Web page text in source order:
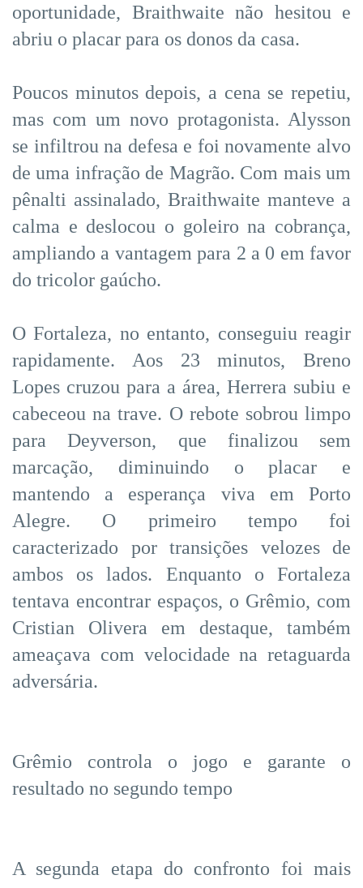
oportunidade, Braithwaite não hesitou e
abriu o placar para os donos da casa.
Poucos minutos depois, a cena se repetiu,
mas com um novo protagonista. Alysson
se infiltrou na defesa e foi novamente alvo
de uma infração de Magrão. Com mais um
pênalti assinalado, Braithwaite manteve a
calma e deslocou o goleiro na cobrança,
ampliando a vantagem para 2 a 0 em favor
do tricolor gaúcho.
O Fortaleza, no entanto, conseguiu reagir
rapidamente. Aos 23 minutos, Breno
Lopes cruzou para a área, Herrera subiu e
cabeceou na trave. O rebote sobrou limpo
para Deyverson, que finalizou sem
marcação, diminuindo o placar e
mantendo a esperança viva em Porto
Alegre. O primeiro tempo foi
caracterizado por transições velozes de
ambos os lados. Enquanto o Fortaleza
tentava encontrar espaços, o Grêmio, com
Cristian Olivera em destaque, também
ameaçava com velocidade na retaguarda
adversária.
Grêmio controla o jogo e garante o
resultado no segundo tempo
A segunda etapa do confronto foi mais